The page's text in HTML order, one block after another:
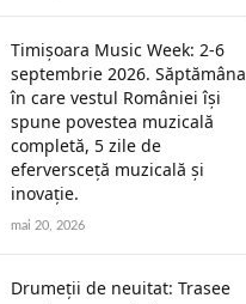
Timișoara Music Week: 2-6
septembrie 2026. Săptămâna
în care vestul României își
spune povestea muzicală
completă, 5 zile de
eferversceță muzicală și
inovație.
mai 20, 2026
Drumeții de neuitat: Trasee